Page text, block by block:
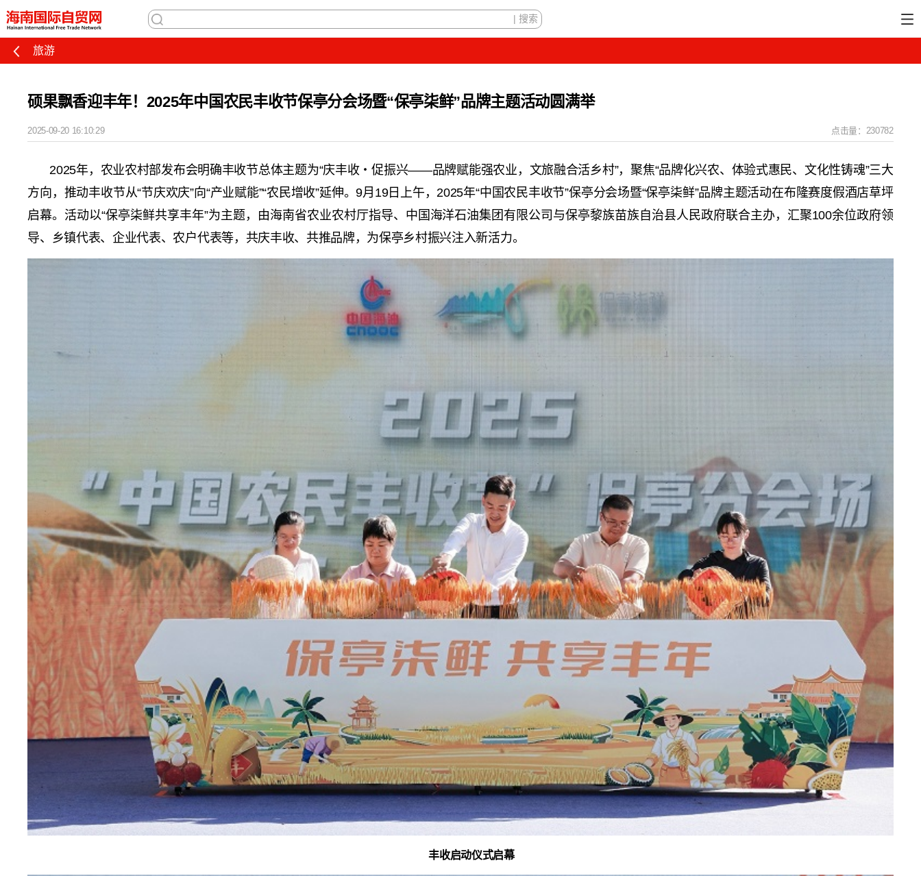
旅游
硕果飘香迎丰年！2025年中国农民丰收节保亭分会场暨“保亭柒鲜”品牌主题活动圆满举
2025-09-20 16:10:29 点击量：230782
2025年，农业农村部发布会明确丰收节总体主题为“庆丰收・促振兴——品牌赋能强农业，文旅融合活乡村”，聚焦“品牌化兴农、体验式惠民、文化性铸魂”三大
方向，推动丰收节从“节庆欢庆”向“产业赋能”“农民增收”延伸。9月19日上午，2025年“中国农民丰收节”保亭分会场暨“保亭柒鲜”品牌主题活动在布隆赛度假酒店草坪
启幕。活动以“保亭柒鲜共享丰年”为主题，由海南省农业农村厅指导、中国海洋石油集团有限公司与保亭黎族苗族自治县人民政府联合主办，汇聚100余位政府领
导、乡镇代表、企业代表、农户代表等，共庆丰收、共推品牌，为保亭乡村振兴注入新活力。
丰收启动仪式启幕